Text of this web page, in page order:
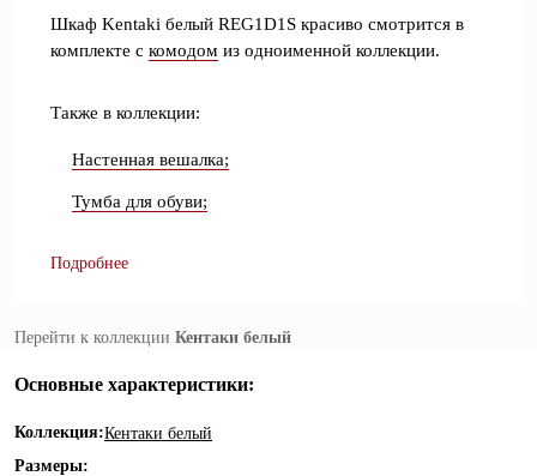
Шкаф Kentaki белый REG1D1S красиво смотрится в
комплекте с комодом из одноименной коллекции.
Также в коллекции:
Настенная вешалка;
Тумба для обуви;
Подробнее
Перейти к коллекции Кентаки белый
Основные характеристики:
Коллекция:Кентаки белый
Размеры: